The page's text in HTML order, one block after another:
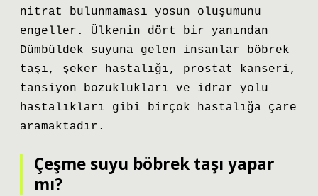
nitrat bulunmaması yosun oluşumunu
engeller. Ülkenin dört bir yanından
Dümbüldek suyuna gelen insanlar böbrek
taşı, şeker hastalığı, prostat kanseri,
tansiyon bozuklukları ve idrar yolu
hastalıkları gibi birçok hastalığa çare
aramaktadır.
Çeşme suyu böbrek taşı yapar
mı?